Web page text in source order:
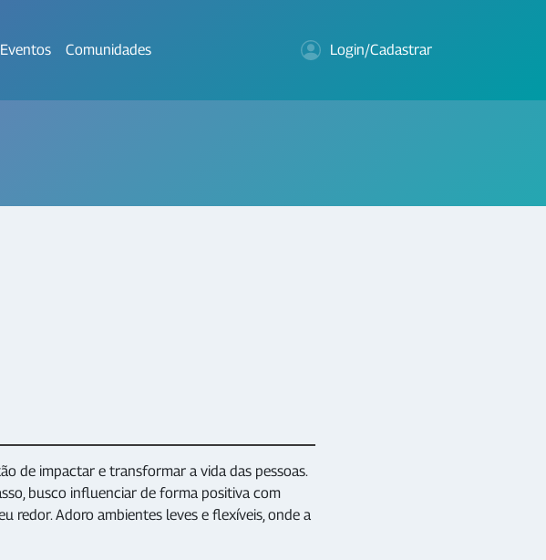
Eventos Comunidades Login/Cadastrar
de impactar e transformar a vida das pessoas.
busco influenciar de forma positiva com
redor. Adoro ambientes leves e flexíveis, onde a